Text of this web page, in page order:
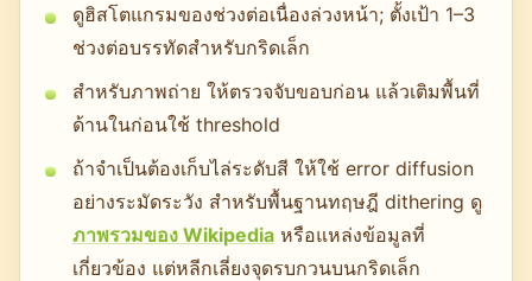
ดูฮิสโตแกรมของช่วงต่อเนื่องล่วงหน้า; ตั้งเป้า 1–3
ช่วงต่อบรรทัดสำหรับกริดเล็ก
สำหรับภาพถ่าย ให้ตรวจจับขอบก่อน แล้วเติมพื้นที่
ด้านในก่อนใช้ threshold
ถ้าจำเป็นต้องเก็บไล่ระดับสี ให้ใช้ error diffusion
อย่างระมัดระวัง สำหรับพื้นฐานทฤษฎี dithering ดู
ภาพรวมของ Wikipediaหรือแหล่งข้อมูลที่
เกี่ยวข้อง แต่หลีกเลี่ยงจุดรบกวนบนกริดเล็ก